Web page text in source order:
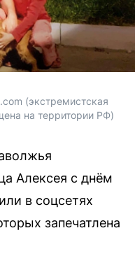
(экстремистская
на территории РФ)
Алексея с днём
в соцсетях
запечатлена